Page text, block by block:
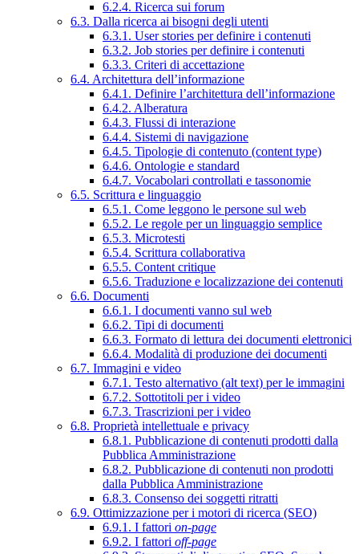
6.2.4. Ricerca sui forum
6.3. Dalla ricerca ai bisogni degli utenti
6.3.1. User stories per definire i contenuti
6.3.2. Job stories per definire i contenuti
6.3.3. Criteri di accettazione
6.4. Architettura dell’informazione
6.4.1. Definire l’architettura dell’informazione
6.4.2. Alberatura
6.4.3. Flussi di interazione
6.4.4. Sistemi di navigazione
6.4.5. Tipologie di contenuto (content type)
6.4.6. Ontologie e standard
6.4.7. Vocabolari controllati e tassonomie
6.5. Scrittura e linguaggio
6.5.1. Come leggono le persone sul web
6.5.2. Le regole per un linguaggio semplice
6.5.3. Microtesti
6.5.4. Scrittura collaborativa
6.5.5. Content critique
6.5.6. Traduzione e localizzazione dei contenuti
6.6. Documenti
6.6.1. I documenti vanno sul web
6.6.2. Tipi di documenti
6.6.3. Formato di lettura dei documenti elettronici
6.6.4. Modalità di produzione dei documenti
6.7. Immagini e video
6.7.1. Testo alternativo (alt text) per le immagini
6.7.2. Sottotitoli per i video
6.7.3. Trascrizioni per i video
6.8. Proprietà intellettuale e privacy
6.8.1. Pubblicazione di contenuti prodotti dalla
Pubblica Amministrazione
6.8.2. Pubblicazione di contenuti non prodotti
dalla Pubblica Amministrazione
6.8.3. Consenso dei soggetti ritratti
6.9. Ottimizzazione per i motori di ricerca (SEO)
6.9.1. I fattori on-page
6.9.2. I fattori off-page